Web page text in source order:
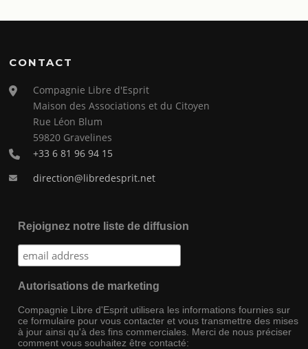
CONTACT
Compagnie Libre d'Esprit
Maison des Associations et du Citoyen
Rue Léon Blum
59820 Gravelines
+33 6 81 96 94 15
direction@libredesprit.net
Rejoignez notre liste de diffusion
Autorisations de marketing
Compagnie Libre d'Esprit utilisera les informations fournies sur
ce formulaire pour vous contacter et vous transmettre des mises
à jour ainsi qu'à des fins commerciales. Merci de nous préciser
comment vous souhaitez être contacté: